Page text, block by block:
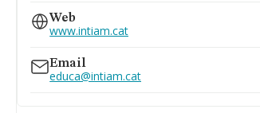
936978439
Web
www.intiam.cat
Email
educa@intiam.cat